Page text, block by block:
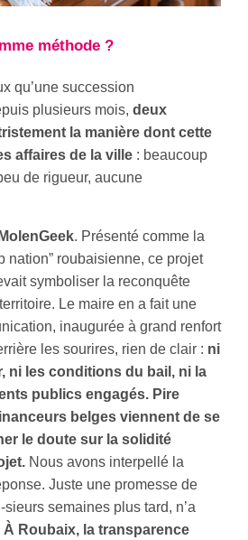
méthode ?
qu’une succession
plusieurs mois, deux
la manière dont cette
affaires de la ville : beaucoup
de rigueur, aucune
. Présenté comme la
nation” roubaisienne, ce projet
symboliser la reconquête
Le maire en a fait une
inaugurée à grand renfort
les sourires, rien de clair : ni
ni les conditions du bail, ni la
publics engagés. Pire
belges viennent de se
le doute sur la solidité
Nous avons interpellé la
Juste une promesse de
semaines plus tard, n’a
À Roubaix, la transparence